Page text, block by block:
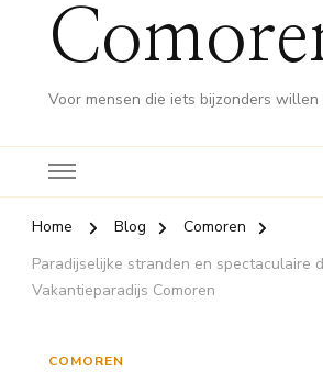
Voor mensen die iets bijzonders willen
Home Blog
Comoren
Paradijselijke stranden en spectaculaire
Vakantieparadijs Comoren
COMOREN